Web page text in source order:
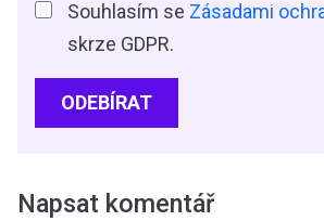
Souhlasím se Zásadami
skrze GDPR.
ODEBÍRAT
Napsat komentář